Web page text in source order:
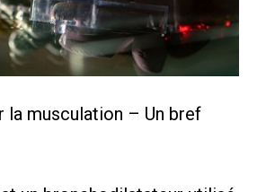
la musculation – Un bref